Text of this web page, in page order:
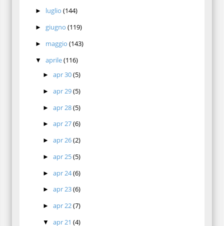
► luglio (144)
► giugno (119)
► maggio (143)
▼ aprile(116)
►apr 30(5)
►apr 29(5)
►apr 28(5)
►apr 27(6)
►apr 26(2)
►apr 25(5)
►apr 24(6)
►apr 23(6)
►apr 22(7)
▼apr 21(4)